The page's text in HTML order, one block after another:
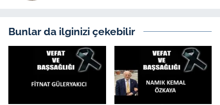
Bunlar da ilginizi çekebilir
Dış Haberler
Magazin